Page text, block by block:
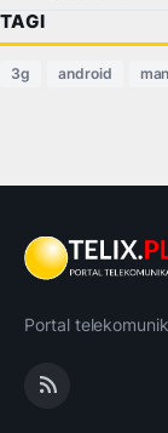
TAGI
3g android
Portal